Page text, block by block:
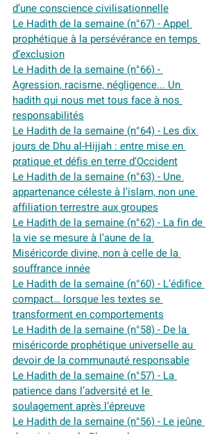
d’une conscience civilisationnelle
Le Hadith de la semaine (n°67) - Appel
prophétique à la persévérance en temps
d’exclusion
Le Hadith de la semaine (n°66) -
Agression, racisme, négligence... Un
hadith qui nous met tous face à nos
responsabilités
Le Hadith de la semaine (n°64) - Les dix
jours de Dhu al-Hijjah : entre mise en
pratique et défis en terre d’Occident
Le Hadith de la semaine (n°63) - Une
appartenance céleste à l’islam, non une
affiliation terrestre aux groupes
Le Hadith de la semaine (n°62) - La fin de
la vie se mesure à l’aune de la
Miséricorde divine, non à celle de la
souffrance innée
Le Hadith de la semaine (n°60) - L’édifice
compact… lorsque les textes se
transforment en comportements
Le Hadith de la semaine (n°58) - De la
miséricorde prophétique universelle au
devoir de la communauté responsable
Le Hadith de la semaine (n°57) - La
patience dans l’adversité et le
soulagement après l’épreuve
Le Hadith de la semaine (n°56) - Le jeûne